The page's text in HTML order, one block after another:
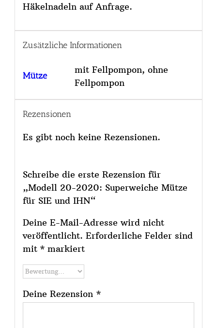
Häkelnadeln auf Anfrage.
Zusätzliche Informationen
Mütze
mit Fellpompon, ohne
Fellpompon
Rezensionen
Es gibt noch keine Rezensionen.
Schreibe die erste Rezension für
„Modell 20-2020: Superweiche Mütze
für SIE und IHN“
Deine E-Mail-Adresse wird nicht
veröffentlicht. Erforderliche Felder sind
mit *markiert
Deine Rezension *